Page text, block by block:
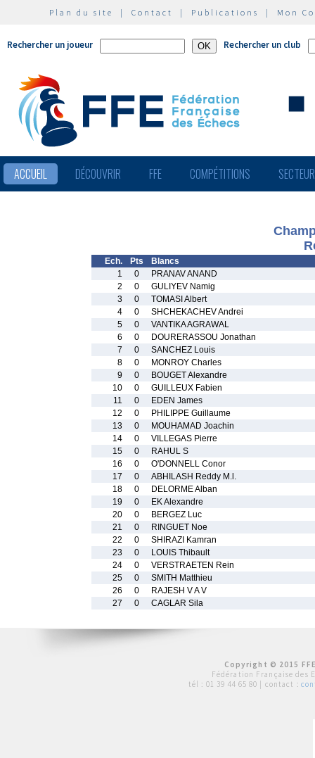
Plan du site | Contact | Publications | Mon
Rechercher un joueur Rechercher un club
ACCUEIL DÉCOUVRIR FFE COMPÉTITIONS
Ech. Pts
Blancs
1
0
PRANAV ANAND
2
0
GULIYEV Namig
3
0
TOMASI Albert
4
0
SHCHEKACHEV Andrei
5
0
VANTIKA AGRAWAL
6
0
DOURERASSOU Jonathan
7
0
SANCHEZ Louis
8
0
MONROY Charles
9
0
BOUGET Alexandre
10
0
GUILLEUX Fabien
11
0
EDEN James
12
0
PHILIPPE Guillaume
13
0
MOUHAMAD Joachin
14
0
VILLEGAS Pierre
15
0
RAHUL S
16
0
O'DONNELL Conor
17
0
ABHILASH Reddy M.l.
18
0
DELORME Alban
19
0
EK Alexandre
20
0
BERGEZ Luc
21
0
RINGUET Noe
22
0
SHIRAZI Kamran
23
0
LOUIS Thibault
24
0
VERSTRAETEN Rein
25
0
SMITH Matthieu
26
0
RAJESH V A V
27
0 CAGLAR Sila
Copyright © 2015
Fédération Française des
tél : 01 39 44 65 80 | contact :